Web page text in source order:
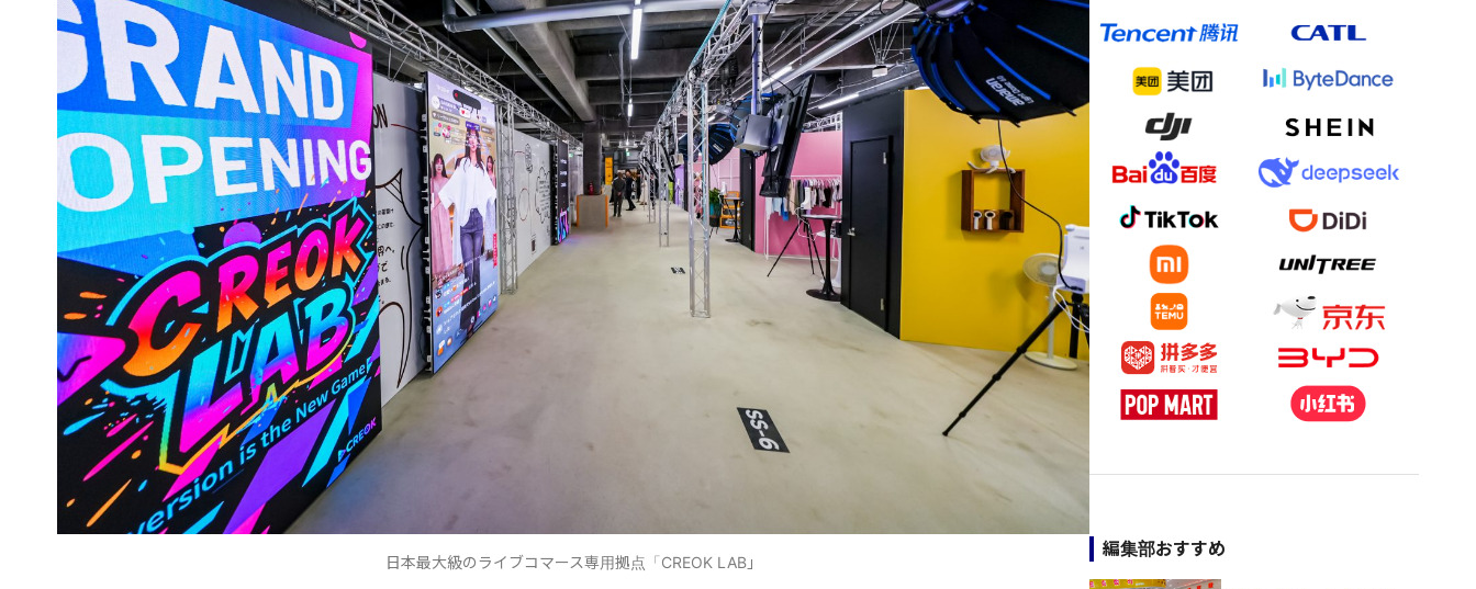
日本最大級のライブコマース専用拠点「CREOK LAB」
編集部おすすめ